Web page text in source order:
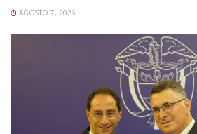
AGOSTO 7, 2026